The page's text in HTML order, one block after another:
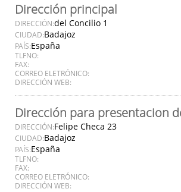
Dirección principal
DIRECCIÓN:del Concilio 1
CIUDAD:Badajoz
PAÍS:España
TLFNO:
FAX:
CORREO ELETRÓNICO:
DIRECCIÓN WEB:
Dirección para presentacion
DIRECCIÓN:Felipe Checa 23
CIUDAD:Badajoz
PAÍS:España
TLFNO:
FAX:
CORREO ELETRÓNICO:
DIRECCIÓN WEB: